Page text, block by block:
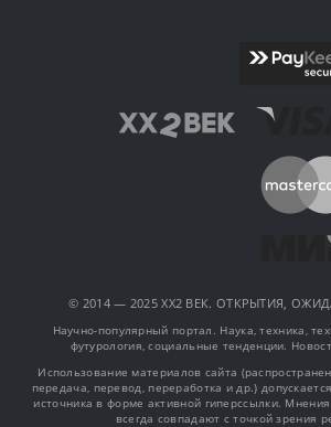
© 2014 — 2025 XX2 ВЕК. ОТКРЫТИЯ,
Научно-популярный портал. Наука, техника,
футурология, социальные тенденции.
Использование материалов сайта
передача, перевод, переработка и др.)
источника в форме активной гиперссылки.
всегда совпадают с точкой зрения